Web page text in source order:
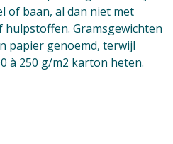
of baan, al dan niet met
Gramsgewichten
papier genoemd, terwijl
à 250 g/m2 karton heten.